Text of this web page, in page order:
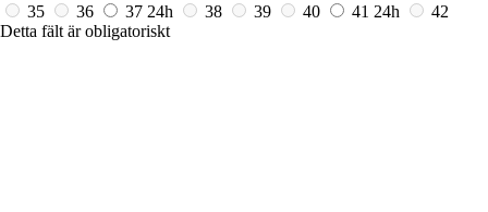
35 36 37 24h 38 39 40 41 24h
42
Detta fält är obligatoriskt